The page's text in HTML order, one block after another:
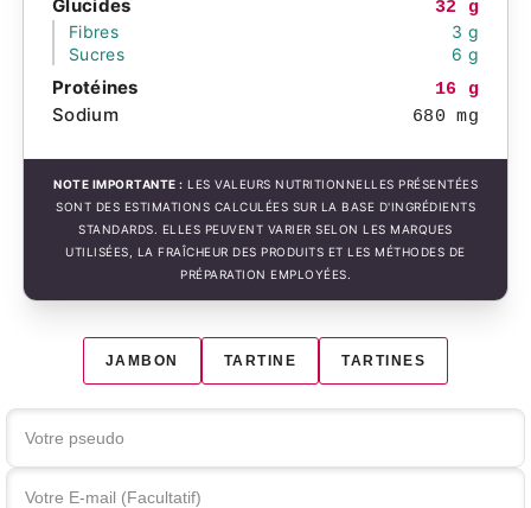
Glucides
32 g
Fibres
3 g
Sucres
6 g
Protéines 16 g
Sodium 680 mg
NOTE IMPORTANTE : LES VALEURS NUTRITIONNELLES PRÉSENTÉES
SONT DES ESTIMATIONS CALCULÉES SUR LA BASE D'INGRÉDIENTS
STANDARDS. ELLES PEUVENT VARIER SELON LES MARQUES
UTILISÉES, LA FRAÎCHEUR DES PRODUITS ET LES MÉTHODES DE
PRÉPARATION EMPLOYÉES.
JAMBON TARTINE TARTINES